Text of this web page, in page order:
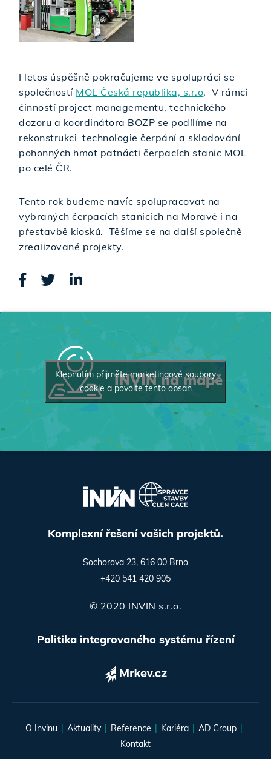
I letos úspěšně pokračujeme ve spolupráci se
společností MOL Česká republika, s.r.o. V rámci
činností project managementu, technického
dozoru a koordinátora BOZP se podílíme na
rekonstrukci technologie čerpání a skladování
pohonných hmot patnácti čerpacích stanic MOL
po celé ČR.
Tento rok budeme navíc spolupracovat na
vybraných čerpacích stanicích na Moravě i na
přestavbě kiosků. Těšíme se na další společně
zrealizované projekty.
INVIN na mapě
Klepnutím přijměte marketingové soubory
cookie a povolte tento obsah
Komplexní řešení vašich projektů.
Sochorova 23, 616 00 Brno
+420 541 420 905
© 2020 INVIN s.r.o.
Politika integrovaného systému řízení
O Invinu Aktuality Reference Kariéra
AD Group
Kontakt